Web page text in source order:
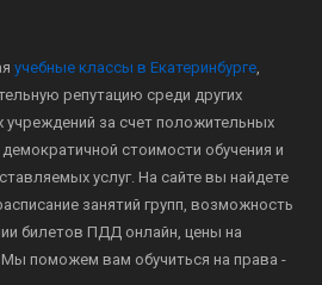
учебные классы в Екатеринбурге
репутацию среди других
за счет положительных
стоимости обучения и
услуг. На сайте вы найдете
занятий групп, возможность
билетов ПДД онлайн, цены на
Мы поможем вам обучиться на права -